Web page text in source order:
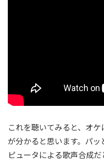
これを聴いてみると、オ
が分かると思います。パ
ピュータによる歌声合成